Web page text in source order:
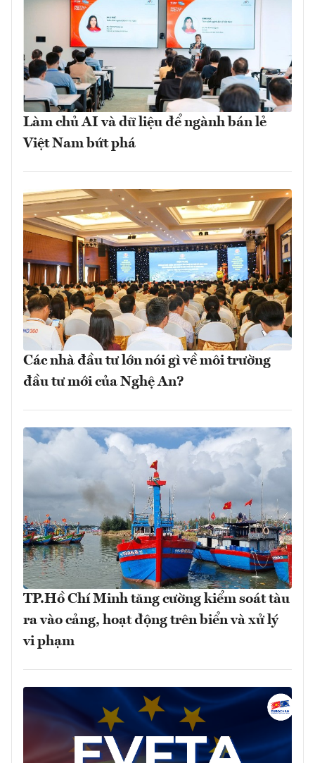
Làm chủ AI và dữ liệu để ngành bán lẻ
Việt Nam bứt phá
Các nhà đầu tư lớn nói gì về môi trường
đầu tư mới của Nghệ An?
TP.Hồ Chí Minh tăng cường kiểm soát tàu
ra vào cảng, hoạt động trên biển và xử lý
vi phạm